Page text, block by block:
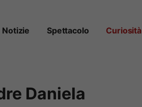
Notizie Spettacolo Curiosità
Daniela